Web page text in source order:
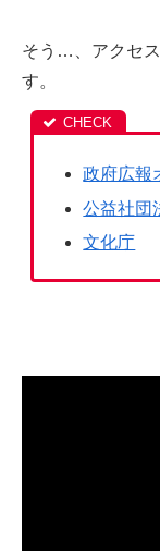
そう…、アクセ
す。
政府広報
公益社団
文化庁